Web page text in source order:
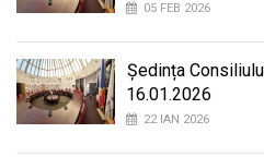
05 FEB 2026
Ședința
16.01.2026
22 IAN 2026